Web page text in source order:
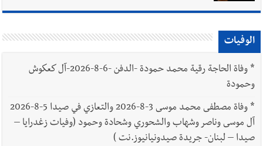
الوفيات
*
وفاة الحاجة رقية محمد حمودة -الدفن -6-8-2026-آل كعكوش
وحمودة
*
وفاة مصطفى محمد موسى 3-8-2026 والتعازي في صيدا 5-8-2026
آل موسى وناصر وشهاب والشحوري وشحادة وحمود (وفيات زغدرايا –
صيدا – لبنان- جريدة صيدونيانيوز.نت )